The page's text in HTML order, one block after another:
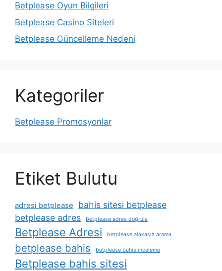
Betplease Oyun Bilgileri
Betplease Casino Siteleri
Betplease Güncelleme Nedeni
Kategoriler
Betplease Promosyonlar
Etiket Bulutu
adresi betplease
bahis sitesi betplease
betplease adres
betplease adres doğrula
Betplease Adresi betplease alakasız arama
betplease bahis betplease bahis i̇nceleme
Betplease bahis sitesi